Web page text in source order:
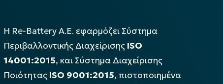
Η Re-Battery Α.Ε. εφαρμόζει Σύστημα
Περιβαλλοντικής Διαχείρισης ISO
14001:2015, και Σύστημα Διαχείρισης
Ποιότητας ISO 9001:2015, πιστοποιημένα